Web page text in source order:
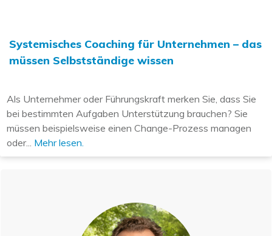
Systemisches Coaching für Unternehmen – das
müssen Selbstständige wissen
Als Unternehmer oder Führungskraft merken Sie, dass Sie
bei bestimmten Aufgaben Unterstützung brauchen? Sie
müssen beispielsweise einen Change-Prozess managen
oder... Mehr lesen.